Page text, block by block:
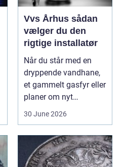
Vvs Århus sådan
vælger du den
rigtige installatør
Når du står med en
dryppende vandhane,
et gammelt gasfyr eller
planer om nyt
badeværelse, bliver
30 June 2026